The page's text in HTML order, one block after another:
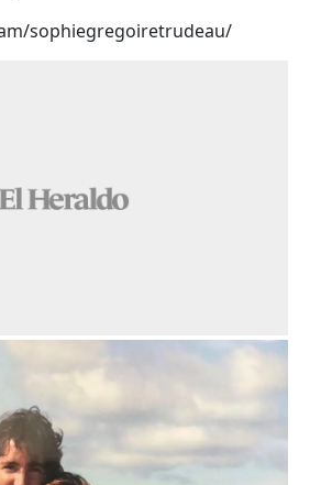
sophiegregoiretrudeau/